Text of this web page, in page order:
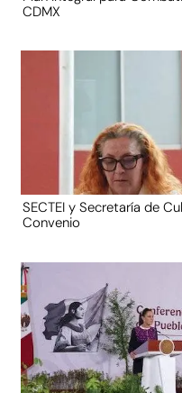
CDMX
SECTEI y Secretaría de
Convenio